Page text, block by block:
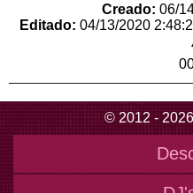
Creado: 06/
Editado: 04/13/2020
© 2012 -